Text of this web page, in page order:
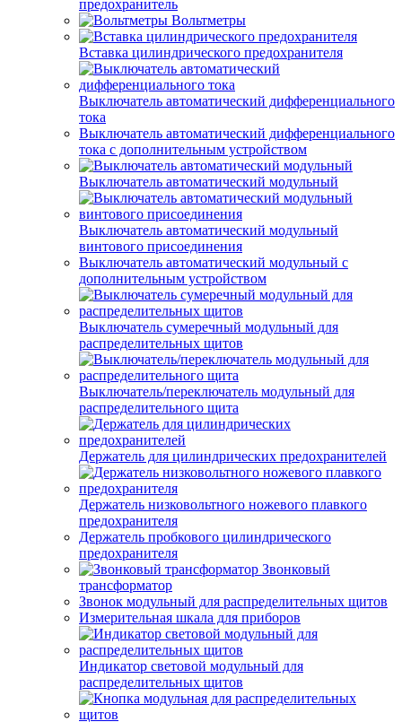
предохранитель
Вольтметры
Вставка цилиндрического предохранителя
Выключатель автоматический дифференциального
тока
Выключатель автоматический дифференциального
тока с дополнительным устройством
Выключатель автоматический модульный
Выключатель автоматический модульный
винтового присоединения
Выключатель автоматический модульный с
дополнительным устройством
Выключатель сумеречный модульный для
распределительных щитов
Выключатель/переключатель модульный для
распределительного щита
Держатель для цилиндрических предохранителей
Держатель низковольтного ножевого плавкого
предохранителя
Держатель пробкового цилиндрического
предохранителя
Звонковый
трансформатор
Звонок модульный для распределительных щитов
Измерительная шкала для приборов
Индикатор световой модульный для
распределительных щитов